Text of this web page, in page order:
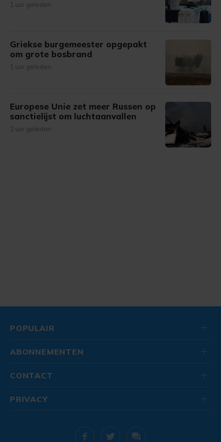
1 uur geleden
Griekse burgemeester opgepakt
om grote bosbrand
1 uur geleden
Europese Unie zet meer Russen op
sanctielijst om luchtaanvallen
2 uur geleden
POPULAIR
ABONNEMENTEN
CONTACT
PRIVACY